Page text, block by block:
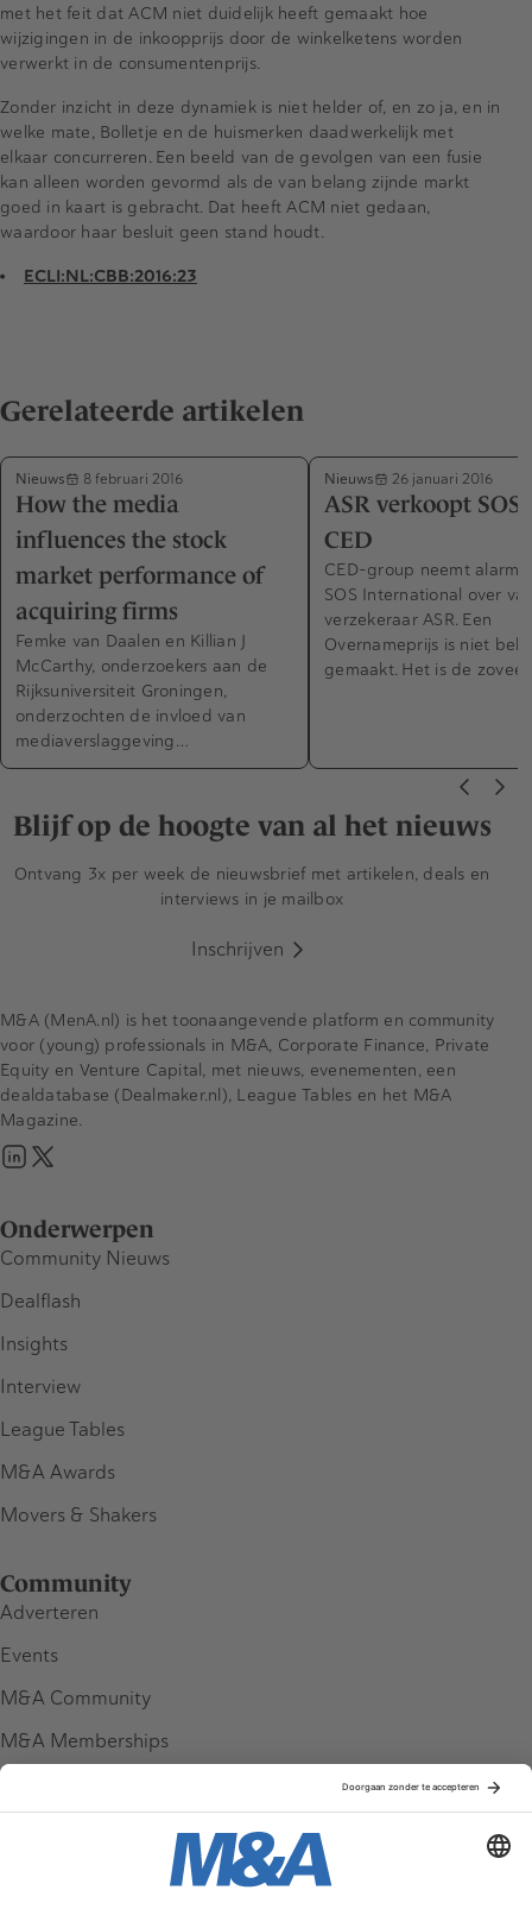
met het feit dat ACM niet duidelijk heeft gemaakt hoe
wijzigingen in de inkoopprijs door de winkelketens worden
verwerkt in de consumentenprijs.
Zonder inzicht in deze dynamiek is niet helder of, en zo ja, en in
welke mate, Bolletje en de huismerken daadwerkelijk met
elkaar concurreren. Een beeld van de gevolgen van een fusie
kan alleen worden gevormd als de van belang zijnde markt
goed in kaart is gebracht. Dat heeft ACM niet gedaan,
waardoor haar besluit geen stand houdt.
ECLI:NL:CBB:2016:23
Gerelateerde artikelen
Nieuws 8 februari 2016
How the media
influences the stock
market performance of
acquiring firms
Femke van Daalen en Killian J
McCarthy, onderzoekers aan de
Rijksuniversiteit Groningen,
onderzochten de invloed van
mediaverslaggeving…
Nieuws 26 januari 2016
ASR verkoopt SOS
CED
CED-group neemt
SOS International over
verzekeraar ASR. Een
Overnameprijs is niet
gemaakt. Het is de
Blijf op de hoogte van al het nieuws
Ontvang 3x per week de nieuwsbrief met artikelen, deals en
interviews in je mailbox
Inschrijven
Onderwerpen
Community Nieuws
Dealflash
Insights
Interview
League Tables
M&A Awards
Movers & Shakers
Community
Adverteren
Events
M&A Community
M&A Memberships
M&A (MenA.nl) is het toonaangevende platform en community
voor (young) professionals in M&A, Corporate Finance, Private
Equity en Venture Capital, met nieuws, evenementen, een
dealdatabase (Dealmaker.nl), League Tables en het M&A
Magazine.